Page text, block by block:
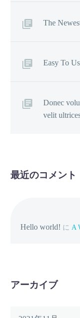
The
Easy To
Donec
velit
最近のコメント
Hello world! に A
アーカイブ